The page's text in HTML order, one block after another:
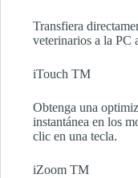
Transfiera
veterinarios a la PC
iTouch TM
Obtenga una
instantánea en los
clic en una tecla.
iZoom TM